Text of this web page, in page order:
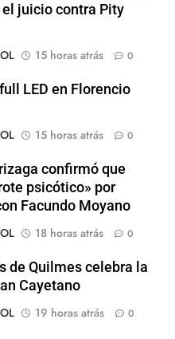
juicio contra Pity
15 horas atrás 0
LED en Florencio
15 horas atrás 0
confirmó que
psicótico» por
Facundo Moyano
18 horas atrás 0
de Quilmes celebra la
Cayetano
19 horas atrás 0